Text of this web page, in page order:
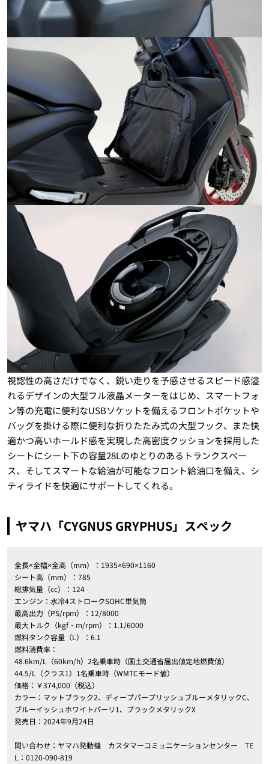
視認性の高さだけでなく、鋭い走りを予感させるスピード感溢
れるデザインの大型フル液晶メーターをはじめ、スマートフォ
ン等の充電に便利なUSBソケットを備えるフロントポケットや
バッグを掛ける際に便利な折りたたみ式の大型フック、また快
適かつ高いホールド感を実現した高密度クッションを採用した
シートにシート下の容量28Lのゆとりのあるトランクスペー
ス、そしてスマートな給油が可能なフロント給油口を備え、シ
ティライドを快適にサポートしてくれる。
ヤマハ「CYGNUS GRYPHUS」スペック
全長×全幅×全高（mm）：1935×690×1160
シート高（mm）：785
総排気量（cc）：124
エンジン：水冷4ストロークSOHC単気筒
最高出力（PS/rpm）：12/8000
最大トルク（kgf・m/rpm）：1.1/6000
燃料タンク容量（L）：6.1
燃料消費率：
48.6km/L（60km/h）2名乗車時（国土交通省届出値定地燃費値）
44.5/L（クラス1）1名乗車時（WMTCモード値）
価格：￥374,000（税込）
カラー：マットブラック2、ディープパープリッシュブルーメタリックC、
ブルーイッシュホワイトパーリ1、ブラックメタリックX
発売日：2024年9月24日
問い合わせ：ヤマハ発動機 カスタマーコミュニケーションセンター TE
L：0120-090-819